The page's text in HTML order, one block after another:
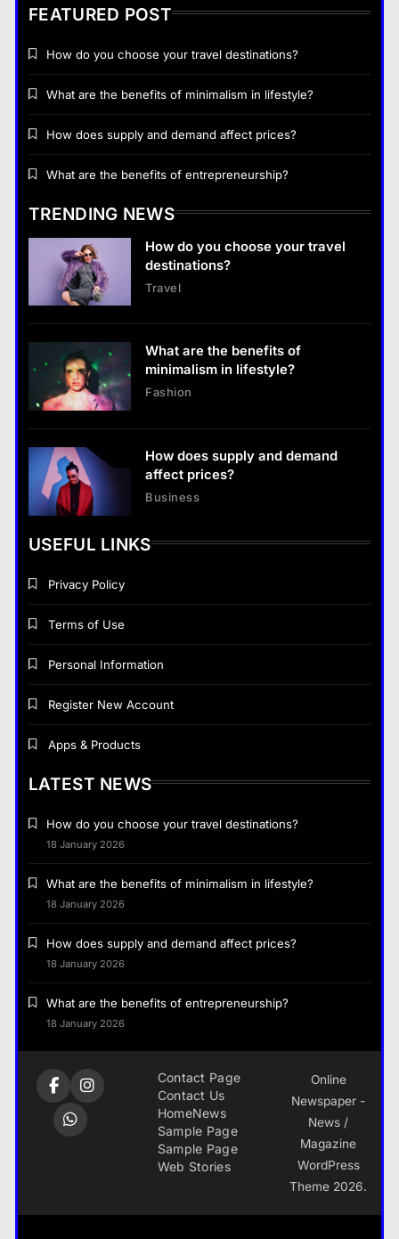
Business
What are the benefits of entrepreneurship?
28 August 2022
FEATURED POST
How do you choose your travel destinations?
What are the benefits of minimalism in lifestyle?
How does supply and demand affect prices?
What are the benefits of entrepreneurship?
TRENDING NEWS
How do you choose your travel
destinations?
Travel
What are the benefits of
minimalism in lifestyle?
Fashion
How does supply and demand
affect prices?
Business
USEFUL LINKS
Privacy Policy
Terms of Use
Personal Information
Register New Account
Apps & Products
LATEST NEWS
How do you choose your travel destinations?
18 January 2026
What are the benefits of minimalism in lifestyle?
18 January 2026
How does supply and demand affect prices?
18 January 2026
What are the benefits of entrepreneurship?
18 January 2026
Contact Page
Contact Us
HomeNews
Sample Page
Sample Page
Web Stories
Online
Newspaper -
News /
Magazine
WordPress
Theme 2026.